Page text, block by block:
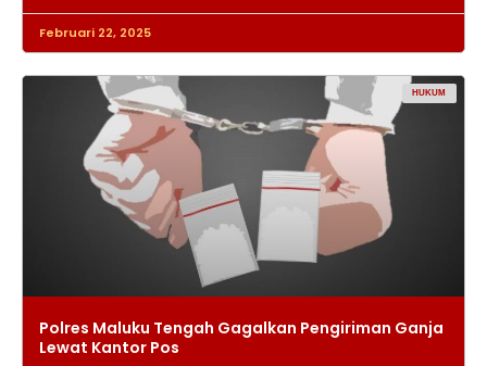
Februari 22, 2025
HUKUM
Polres Maluku Tengah Gagalkan Pengiriman Ganja
Lewat Kantor Pos